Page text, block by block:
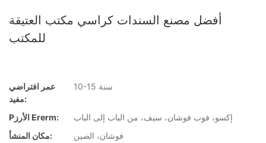
أفضل مصنع السندات كراسي مكتب العتيقة
للمكتب
عمر افتراضي
مفيد:
10-15 سنة
Pالأرز Ererm:
إكسو، فوب فوشان، سيف، من الباب إلى الباب
مكان المنشأ:
فوشان، الصين